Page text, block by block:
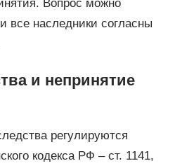
Вопрос можно
все наследники согласны
и непринятие
регулируются
кодекса РФ – ст. 1141,